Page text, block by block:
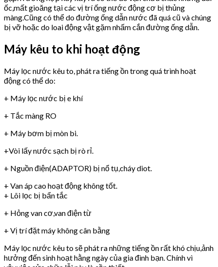
ốc,mất gioăng tại các vị trí ống nước động cơ bị thủng
màng.Cũng có thể do đường ống dẫn nước đã quá cũ và chúng
bị vỡ hoặc do loai động vật gặm nhấm cắn đường ống dẫn.
Máy kêu to khi hoạt động
Máy lọc nước kêu to, phát ra tiếng ồn trong quá trình hoạt
động có thể do:
+ Máy lọc nước bị e khí
+ Tắc màng RO
+ Máy bơm bị mòn bi.
+Vòi lấy nước sạch bị rò rỉ.
+ Nguồn điện(ADAPTOR) bị nổ tụ,cháy diot.
+ Van áp cao hoạt động không tốt.
+ Lõi lọc bị bẩn tắc
+ Hỏng van cơ,van điện từ
+ Vị trí đặt máy không cân bằng
Máy lọc nước kêu to sẽ phát ra những tiếng ồn rất khó chịu,ảnh
hưởng đến sinh hoạt hằng ngày của gia đình bạn. Chính vì